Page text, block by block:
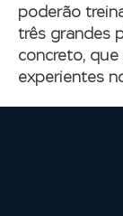
poderão
três grandes
concreto,
experientes